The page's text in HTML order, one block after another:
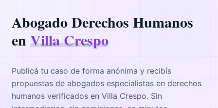
AbogadoDerechos Humanos
enVilla Crespo
Publicá tu caso de forma anónima y recibís
propuestas de abogados especialistas en derechos
humanos verificados en Villa Crespo. Sin